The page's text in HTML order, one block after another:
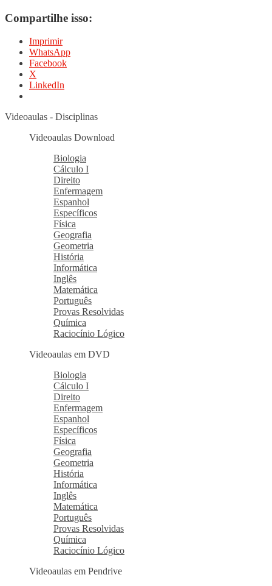
Compartilhe isso:
Imprimir
WhatsApp
Facebook
X
LinkedIn
Videoaulas - Disciplinas
Videoaulas Download
Biologia
Cálculo I
Direito
Enfermagem
Espanhol
Específicos
Física
Geografia
Geometria
História
Informática
Inglês
Matemática
Português
Provas Resolvidas
Química
Raciocínio Lógico
Videoaulas em DVD
Biologia
Cálculo I
Direito
Enfermagem
Espanhol
Específicos
Física
Geografia
Geometria
História
Informática
Inglês
Matemática
Português
Provas Resolvidas
Química
Raciocínio Lógico
Videoaulas em Pendrive